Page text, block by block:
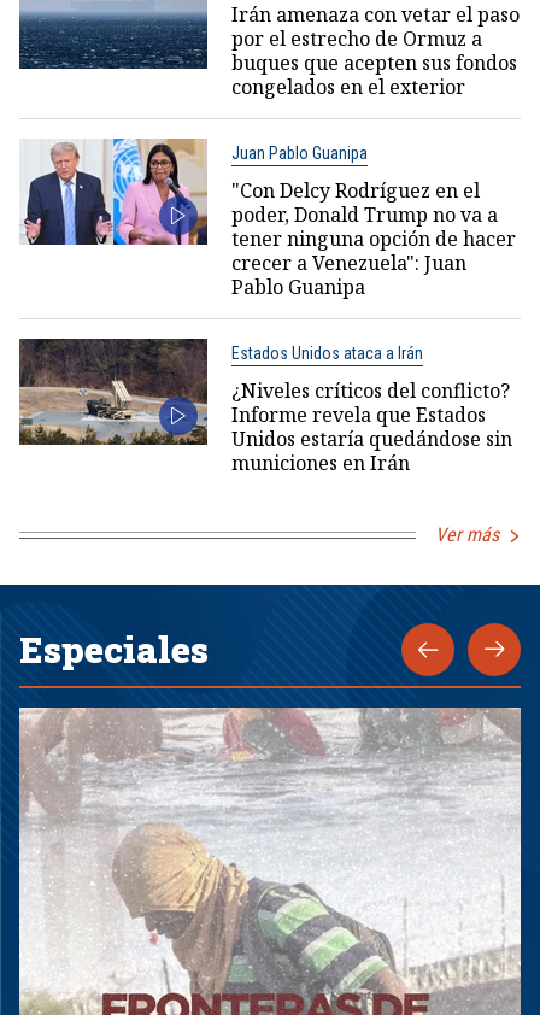
Irán amenaza con vetar el paso
por el estrecho de Ormuz a
buques que acepten sus fondos
congelados en el exterior
Juan Pablo Guanipa
"Con Delcy Rodríguez en el
poder, Donald Trump no va a
tener ninguna opción de hacer
crecer a Venezuela": Juan
Pablo Guanipa
Estados Unidos ataca a Irán
¿Niveles críticos del conflicto?
Informe revela que Estados
Unidos estaría quedándose sin
municiones en Irán
Ver más
Especiales